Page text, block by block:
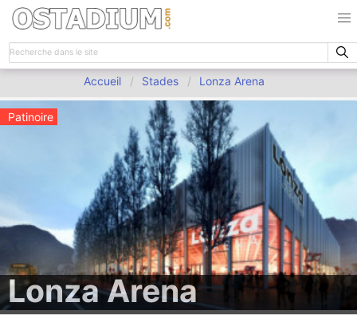
Accueil Stades Lonza Arena
Patinoire
Lonza Arena